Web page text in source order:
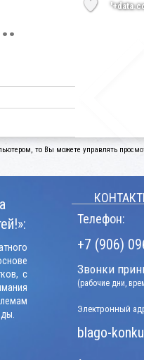
то Вы можете управлять
с
Телефон:
+7 (906)
Звонки
(рабочие дни,
Электронный
blago-